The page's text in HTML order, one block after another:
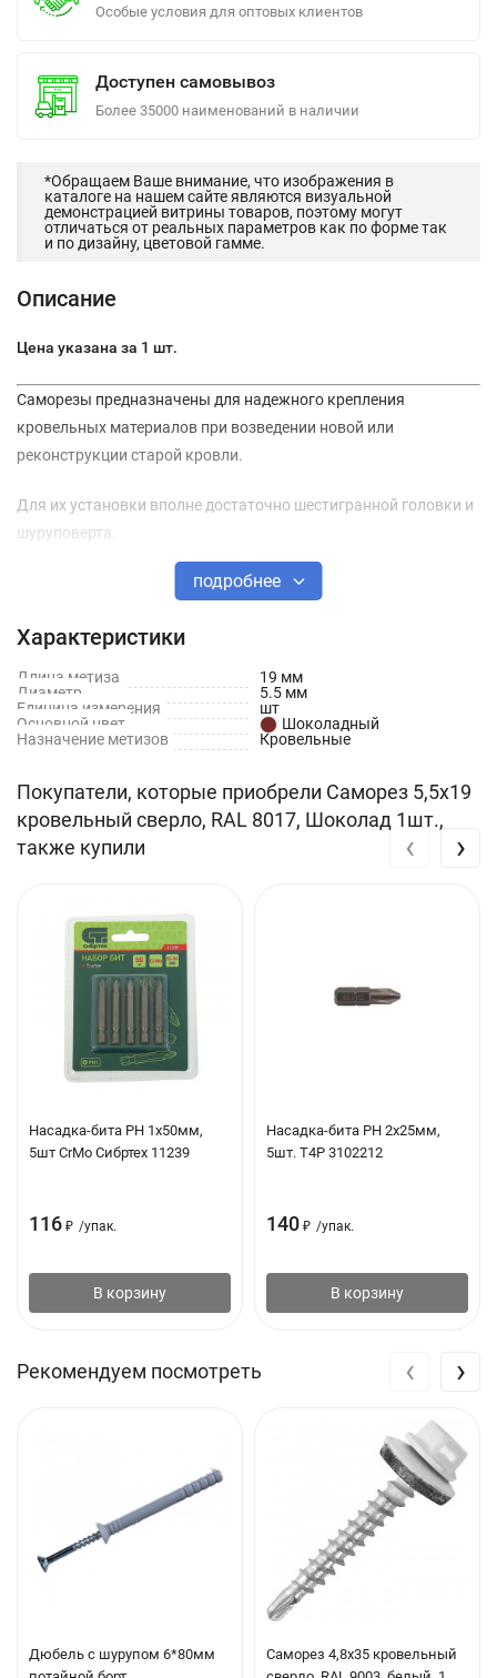
Особые условия для оптовых клиентов
Доступен самовывоз
Более 35000 наименований в наличии
*Обращаем Ваше внимание, что изображения в
каталоге на нашем сайте являются визуальной
демонстрацией витрины товаров, поэтому могут
отличаться от реальных параметров как по форме так
и по дизайну, цветовой гамме.
Описание
Цена указана за 1 шт.
Саморезы предназначены для надежного крепления
кровельных материалов при возведении новой или
реконструкции старой кровли.
Для их установки вполне достаточно шестигранной головки и
шуруповерта.
количество саморезов в килограмме
подробнее
Характеристики
Длина метиза
19 мм
Диаметр
5.5 мм
Единица измерения
шт
Основной цвет
Шоколадный
Назначение метизов
Кровельные
Покупатели, которые приобрели Саморез 5,5х19
кровельный сверло, RAL 8017, Шоколад 1шт.,
также купили
Насадка-бита PH 1х50мм,
5шт CrMo Сибртех 11239
116 ₽ /упак.
В корзину
Насадка-бита PH 2х25мм,
5шт. T4P 3102212
140 ₽ /упак.
В корзину
‹ ›
Рекомендуем посмотреть
Дюбель с шурупом 6*80мм
Саморез 4,8х35 кровельный
‹ ›